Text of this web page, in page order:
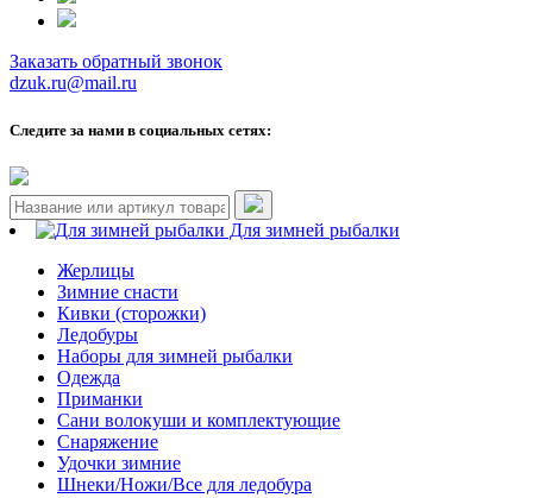
Заказать обратный звонок
dzuk.ru@mail.ru
Следите за нами в социальных сетях:
Для зимней рыбалки
Жерлицы
Зимние снасти
Кивки (сторожки)
Ледобуры
Наборы для зимней рыбалки
Одежда
Приманки
Сани волокуши и комплектующие
Снаряжение
Удочки зимние
Шнеки/Ножи/Все для ледобура